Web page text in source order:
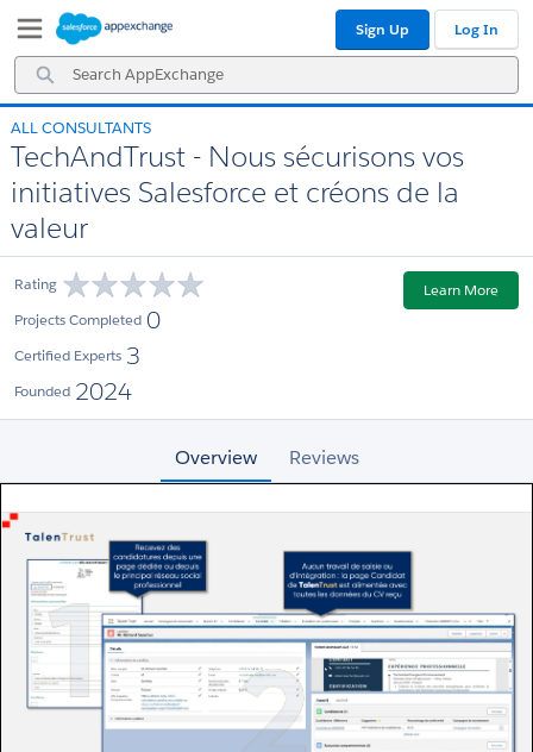
Navigation
Main
Content
Search
AppExchange
Sign Up Log In
ALL CONSULTANTS
TechAndTrust - Nous sécurisons vos
initiatives Salesforce et créons de la
valeur
Rating
Projects Completed 0
Certified Experts 3
Founded 2024
Learn More
Overview Reviews